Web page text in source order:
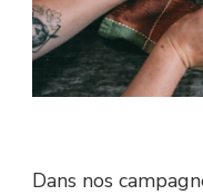
Dans nos